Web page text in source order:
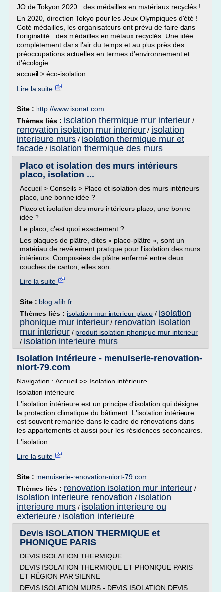
JO de Tokyon 2020 : des médailles en matériaux recyclés !
En 2020, direction Tokyo pour les Jeux Olympiques d'été !
Coté médailles, les organisateurs ont prévu de faire dans
l'originalité : des médailles en métaux recyclés. Une idée
complètement dans l'air du temps et au plus près des
préoccupations actuelles en termes d'environnement et
d'écologie.
accueil > éco-isolation...
Lire la suite
Site : http://www.isonat.com
Thèmes liés : isolation thermique mur interieur /
renovation isolation mur interieur / isolation
interieure murs / isolation thermique mur et
facade / isolation thermique des murs
Placo et isolation des murs intérieurs
placo, isolation ...
Accueil > Conseils > Placo et isolation des murs intérieurs
placo, une bonne idée ?
Placo et isolation des murs intérieurs placo, une bonne
idée ?
Le placo, c'est quoi exactement ?
Les plaques de plâtre, dites « placo-plâtre », sont un
matériau de revêtement pratique pour l'isolation des murs
intérieurs. Composées de plâtre enfermé entre deux
couches de carton, elles sont...
Lire la suite
Site : blog.afih.fr
Thèmes liés : isolation mur interieur placo / isolation
phonique mur interieur / renovation isolation
mur interieur / produit isolation phonique mur interieur
/ isolation interieure murs
Isolation intérieure - menuiserie-renovation-
niort-79.com
Navigation : Accueil >> Isolation intérieure
Isolation intérieure
L'isolation intérieure est un principe d'isolation qui désigne
la protection climatique du bâtiment. L'isolation intérieure
est souvent remaniée dans le cadre de rénovations dans
les appartements et aussi pour les résidences secondaires.
L'isolation...
Lire la suite
Site : menuiserie-renovation-niort-79.com
Thèmes liés : renovation isolation mur interieur /
isolation interieure renovation / isolation
interieure murs / isolation interieure ou
exterieure / isolation interieure
Devis ISOLATION THERMIQUE et
PHONIQUE PARIS
DEVIS ISOLATION THERMIQUE
DEVIS ISOLATION THERMIQUE ET PHONIQUE PARIS
ET RÉGION PARISIENNE
DEVIS ISOLATION MURS - DEVIS ISOLATION DEVIS